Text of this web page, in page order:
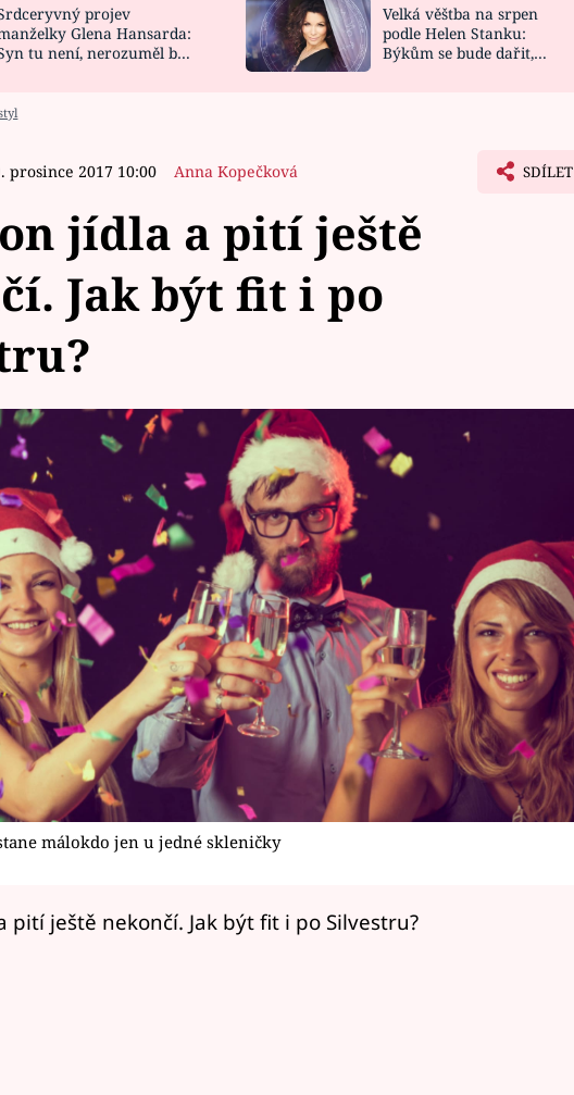
CELEBRITY
VAŘENÍ
NOVINKY
VIDEORECEPTY
projev
Glena Hansarda:
tu není, nerozuměl by
Velká věštba na srpen
podle Helen Stanku:
Býkům se bude dařit,
prosince 2017 10:00 Anna Kopečková SDÍLET
jídla a pití ještě
Jak být fit i po
málokdo jen u jedné skleničky
pití ještě nekončí. Jak být fit i po Silvestru?